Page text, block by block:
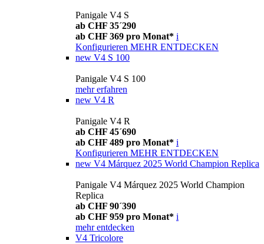
Panigale V4 S
ab CHF 35´290
ab CHF 369 pro Monat* i
Konfigurieren MEHR ENTDECKEN
new V4 S 100
Panigale V4 S 100
mehr erfahren
new V4 R
Panigale V4 R
ab CHF 45´690
ab CHF 489 pro Monat* i
Konfigurieren MEHR ENTDECKEN
new V4 Márquez 2025 World Champion Replica
Panigale V4 Márquez 2025 World Champion
Replica
ab CHF 90´390
ab CHF 959 pro Monat* i
mehr entdecken
V4 Tricolore